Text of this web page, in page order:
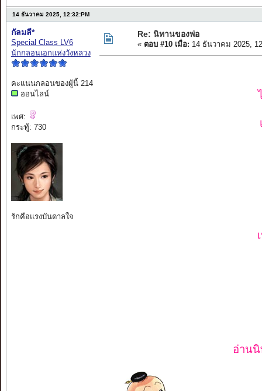
14 ธันวาคม 2025, 12:32:PM
กัลมลี*
Special Class LV6
นักกลอนเอกแห่งวังหลวง
คะแนนกลอนของผู้นี้ 214
ออนไลน์
เพศ:
กระทู้: 730
รักคือแรงบันดาลใจ
Re: นิทานของพ่อ
« ตอบ #10 เมื่อ: 14 ธันวาคม 2025,
อ่าน